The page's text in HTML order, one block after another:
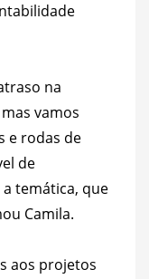
na
vamos
e rodas de
de
temática, que
Camila.
aos projetos